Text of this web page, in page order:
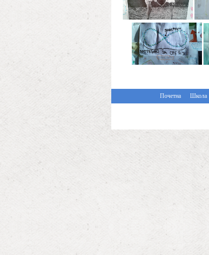
Почетна Школа